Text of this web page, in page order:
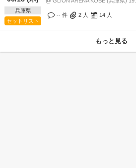
兵庫県
セットリスト
-- 件 2 人 14 人
もっと見る